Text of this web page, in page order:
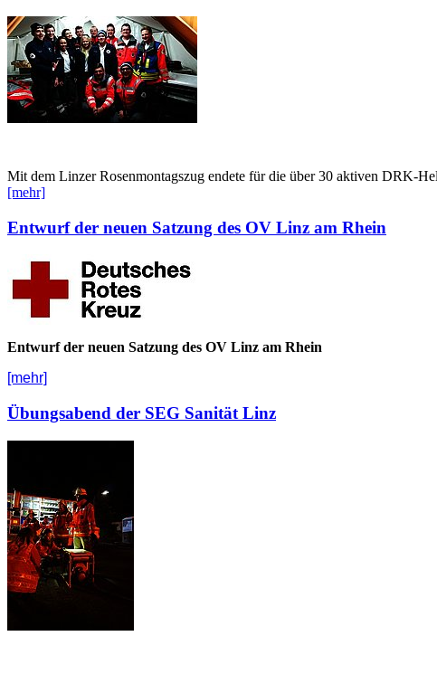
Mit dem Linzer Rosenmontagszug endete für die über 30 aktiven DRK-
[mehr]
Entwurf der neuen Satzung des OV Linz am Rhein
Entwurf der neuen Satzung des OV Linz am Rhein
[mehr]
Übungsabend der SEG Sanität Linz